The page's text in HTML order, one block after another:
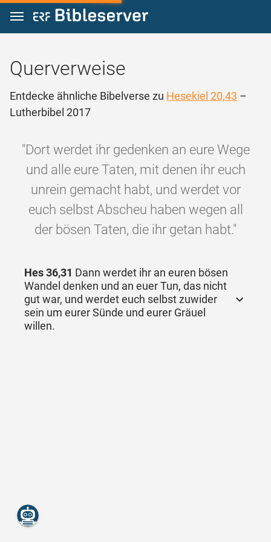
Zum Inhalt springen
Querverweise
Entdecke ähnliche Bibelverse zu Hesekiel 20,43 –
Lutherbibel 2017
"Dort werdet ihr gedenken an eure Wege
und alle eure Taten, mit denen ihr euch
unrein gemacht habt, und werdet vor
euch selbst Abscheu haben wegen all
der bösen Taten, die ihr getan habt."
Hes 36,31 Dann werdet ihr an euren bösen
Wandel denken und an euer Tun, das nicht
gut war, und werdet euch selbst zuwider
sein um eurer Sünde und eurer Gräuel
willen.